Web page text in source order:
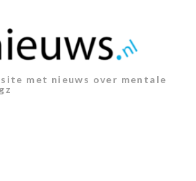
met nieuws over mentale